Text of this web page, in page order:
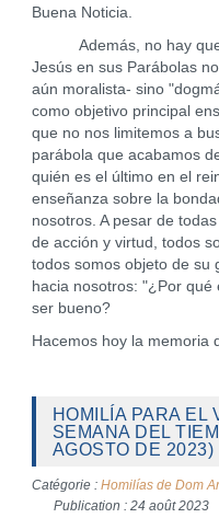
Buena Noticia.
Además, no hay que
Jesús en sus Parábolas
aún moralista- sino
como objetivo principal
que no nos limitemos a
parábola que acabamos
quién es el último en el
enseñanza sobre la
nosotros. A pesar de
de acción y virtud, todos
todos somos objeto de su
hacia nosotros: "¿Por
ser bueno?
Hacemos hoy la memoria
HOMILÍA PARA EL
SEMANA DEL
AGOSTO DE 2023)
Catégorie : Homilías de Dom
Publication : 24 août 2023